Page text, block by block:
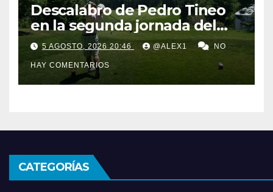
Descalabro de Pedro Tineo
en la segunda jornada del
Reid Trophy y Marcos
Ledesma pasa el corte por
‘los pelos’
5 AGOSTO, 2026 20:46 @ALEX1 NO
HAY COMENTARIOS
CATEGORÍAS